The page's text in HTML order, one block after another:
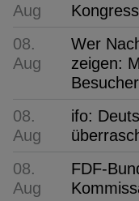
Aug
08.
Aug
Wer
zeigen:
Besucher
08.
Aug
ifo:
08.
Aug
FDF-